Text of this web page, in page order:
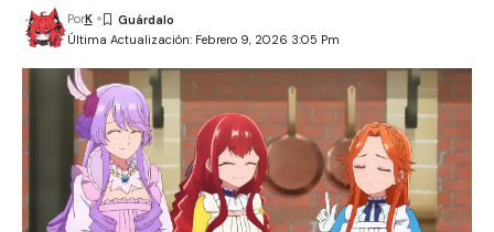
Última Actualización: Febrero 9, 2026 3:05 Pm
PorK